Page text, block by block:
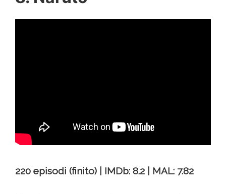
220 episodi (finito) | IMDb: 8.2 | MAL: 7.82